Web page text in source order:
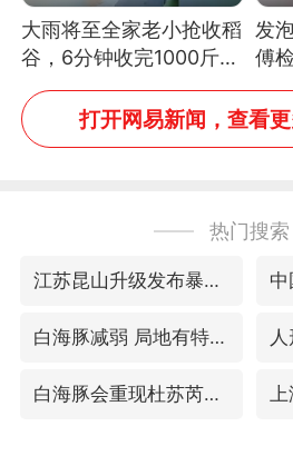
大雨将至全家老小抢收稻
谷，6分钟收完1000斤，
没有一个人掉链子
发
傅
风
打开网易新闻，查看
热门搜索
江苏昆山升级发布暴雨红警
白海豚减弱 局地有特大暴雨
白海豚会重现杜苏芮强度吗